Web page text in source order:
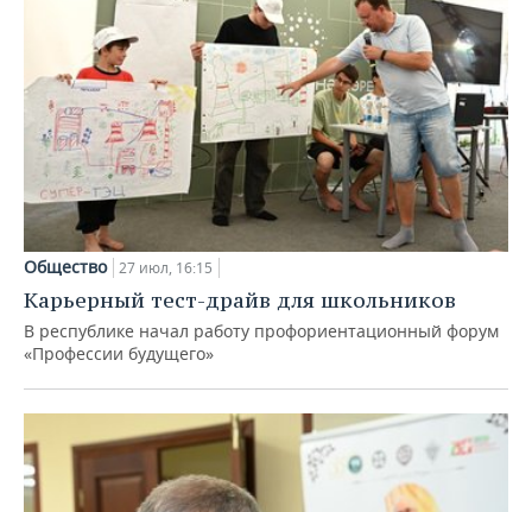
Общество 27 июл, 16:15
Карьерный тест-драйв для школьников
В республике начал работу профориентационный форум
«Профессии будущего»